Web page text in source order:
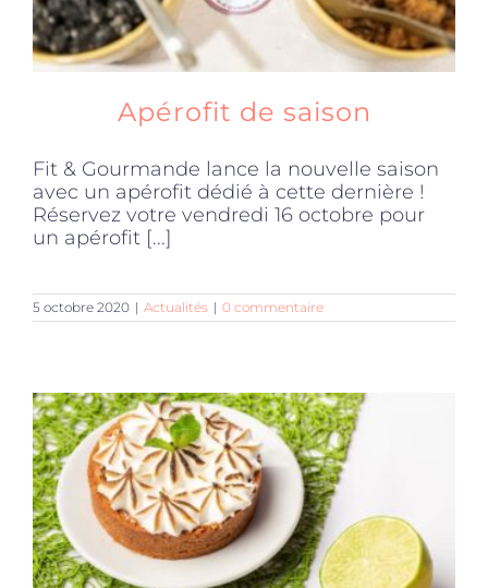
Apérofit de saison
Fit & Gourmande lance la nouvelle saison
avec un apérofit dédié à cette dernière !
Réservez votre vendredi 16 octobre pour
un apérofit [...]
5 octobre 2020 | Actualités | 0 commentaire